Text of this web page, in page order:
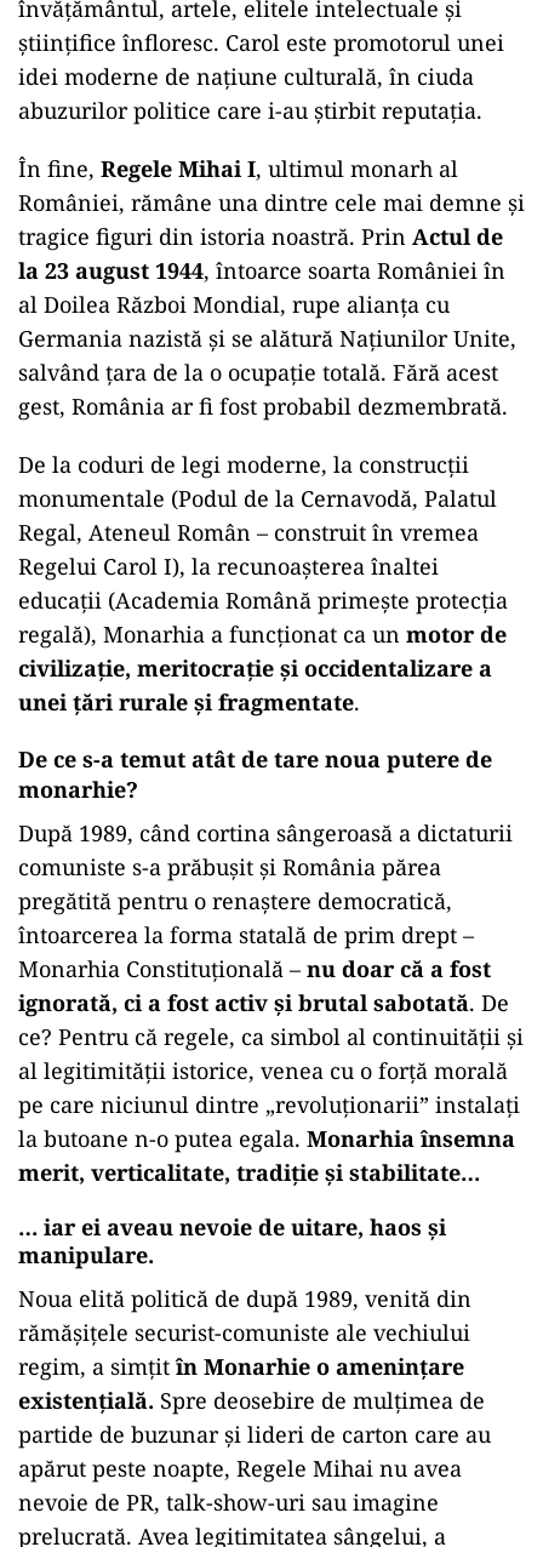
învățământul, artele, elitele intelectuale și
științifice înfloresc. Carol este promotorul unei
idei moderne de națiune culturală, în ciuda
abuzurilor politice care i-au știrbit reputația.
În fine, Regele Mihai I, ultimul monarh al
României, rămâne una dintre cele mai demne și
tragice figuri din istoria noastră. Prin Actul de
la 23 august 1944, întoarce soarta României în
al Doilea Război Mondial, rupe alianța cu
Germania nazistă și se alătură Națiunilor Unite,
salvând țara de la o ocupație totală. Fără acest
gest, România ar fi fost probabil dezmembrată.
De la coduri de legi moderne, la construcții
monumentale (Podul de la Cernavodă, Palatul
Regal, Ateneul Român – construit în vremea
Regelui Carol I), la recunoașterea înaltei
educații (Academia Română primește protecția
regală), Monarhia a funcționat ca un motor de
civilizație, meritocrație și occidentalizare a
unei țări rurale și fragmentate.
De ce s-a temut atât de tare noua putere de
monarhie?
După 1989, când cortina sângeroasă a dictaturii
comuniste s-a prăbușit și România părea
pregătită pentru o renaștere democratică,
întoarcerea la forma statală de prim drept –
Monarhia Constituțională – nu doar că a fost
ignorată, ci a fost activ și brutal sabotată. De
ce? Pentru că regele, ca simbol al continuității și
al legitimității istorice, venea cu o forță morală
pe care niciunul dintre „revoluționarii” instalați
la butoane n-o putea egala. Monarhia însemna
merit, verticalitate, tradiție și stabilitate…
… iar ei aveau nevoie de uitare, haos și
manipulare.
Noua elită politică de după 1989, venită din
rămășițele securist-comuniste ale vechiului
regim, a simțit în Monarhie o amenințare
existențială. Spre deosebire de mulțimea de
partide de buzunar și lideri de carton care au
apărut peste noapte, Regele Mihai nu avea
nevoie de PR, talk-show-uri sau imagine
prelucrată. Avea legitimitatea sângelui, a